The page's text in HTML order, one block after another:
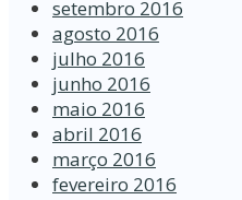
setembro 2016
agosto 2016
julho 2016
junho 2016
maio 2016
abril 2016
março 2016
fevereiro 2016